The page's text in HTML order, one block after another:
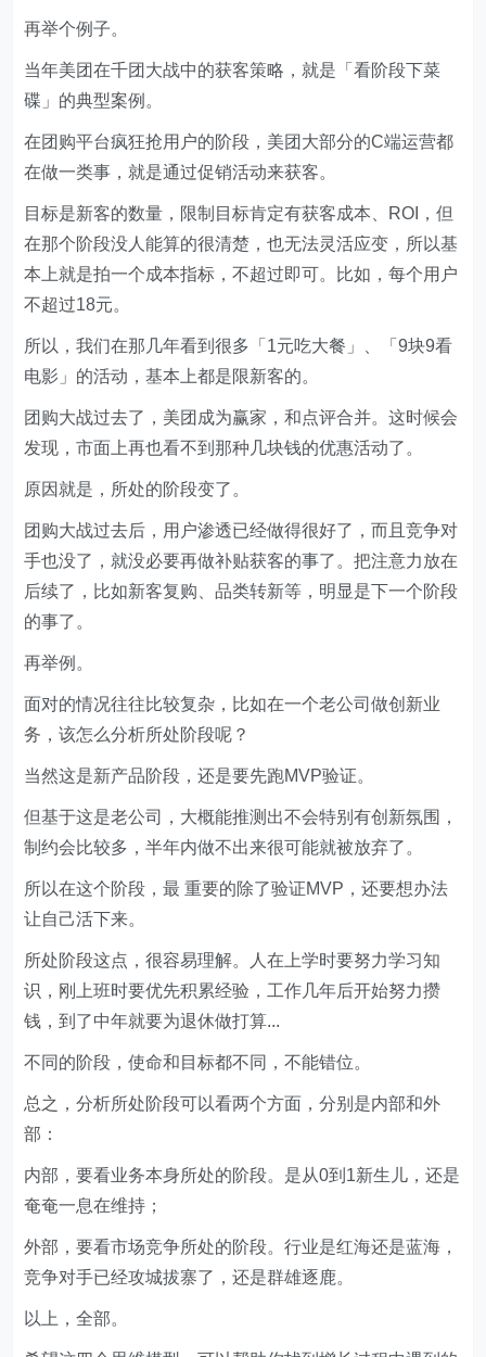
再举个例子。
当年美团在千团大战中的获客策略，就是「看阶段下菜
碟」的典型案例。
在团购平台疯狂抢用户的阶段，美团大部分的C端运营都
在做一类事，就是通过促销活动来获客。
目标是新客的数量，限制目标肯定有获客成本、ROI，但
在那个阶段没人能算的很清楚，也无法灵活应变，所以基
本上就是拍一个成本指标，不超过即可。比如，每个用户
不超过18元。
所以，我们在那几年看到很多「1元吃大餐」、「9块9看
电影」的活动，基本上都是限新客的。
团购大战过去了，美团成为赢家，和点评合并。这时候会
发现，市面上再也看不到那种几块钱的优惠活动了。
原因就是，所处的阶段变了。
团购大战过去后，用户渗透已经做得很好了，而且竞争对
手也没了，就没必要再做补贴获客的事了。把注意力放在
后续了，比如新客复购、品类转新等，明显是下一个阶段
的事了。
再举例。
面对的情况往往比较复杂，比如在一个老公司做创新业
务，该怎么分析所处阶段呢？
当然这是新产品阶段，还是要先跑MVP验证。
但基于这是老公司，大概能推测出不会特别有创新氛围，
制约会比较多，半年内做不出来很可能就被放弃了。
所以在这个阶段，最 重要的除了验证MVP，还要想办法
让自己活下来。
所处阶段这点，很容易理解。人在上学时要努力学习知
识，刚上班时要优先积累经验，工作几年后开始努力攒
钱，到了中年就要为退休做打算...
不同的阶段，使命和目标都不同，不能错位。
总之，分析所处阶段可以看两个方面，分别是内部和外
部：
内部，要看业务本身所处的阶段。是从0到1新生儿，还是
奄奄一息在维持；
外部，要看市场竞争所处的阶段。行业是红海还是蓝海，
竞争对手已经攻城拔寨了，还是群雄逐鹿。
以上，全部。